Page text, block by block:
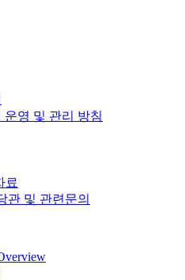
영 및 관리 방침
료
관 및 관련문의